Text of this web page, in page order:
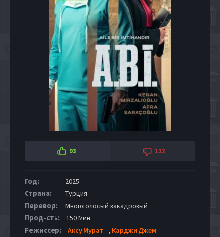
93 122
Год: 2025
Страна: Турция
Перевод: Многоголосый закадровый
Прод-сть: 150 Мин.
Режиссер: Аксу Мурат , Карджи Джем